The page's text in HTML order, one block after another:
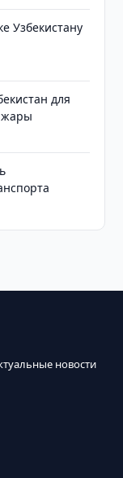
Узбекистану
для
жары
новости